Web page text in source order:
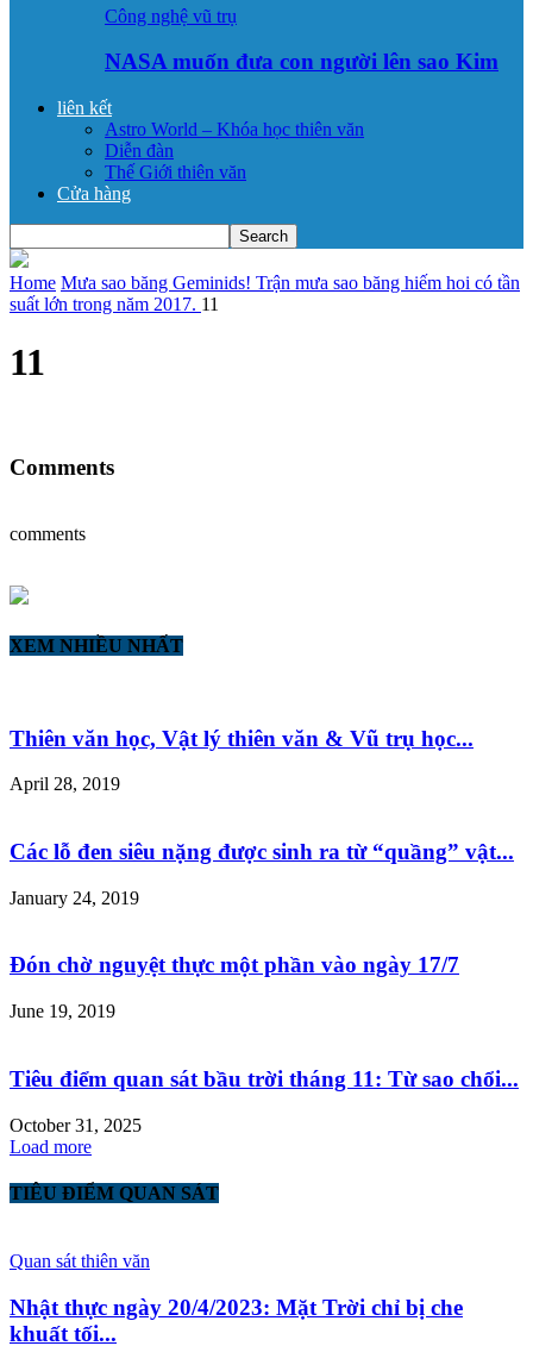
Công nghệ vũ trụ
NASA muốn đưa con người lên sao Kim
liên kết
Astro World – Khóa học thiên văn
Diễn đàn
Thế Giới thiên văn
Cửa hàng
Home Mưa sao băng Geminids! Trận mưa sao băng hiếm hoi có tần
suất lớn trong năm 2017. 11
11
Comments
comments
XEM NHIỀU NHẤT
Thiên văn học, Vật lý thiên văn & Vũ trụ học...
April 28, 2019
Các lỗ đen siêu nặng được sinh ra từ “quầng” vật...
January 24, 2019
Đón chờ nguyệt thực một phần vào ngày 17/7
June 19, 2019
Tiêu điểm quan sát bầu trời tháng 11: Từ sao chổi...
October 31, 2025
Load more
TIÊU ĐIỂM QUAN SÁT
Quan sát thiên văn
Nhật thực ngày 20/4/2023: Mặt Trời chỉ bị che
khuất tối...